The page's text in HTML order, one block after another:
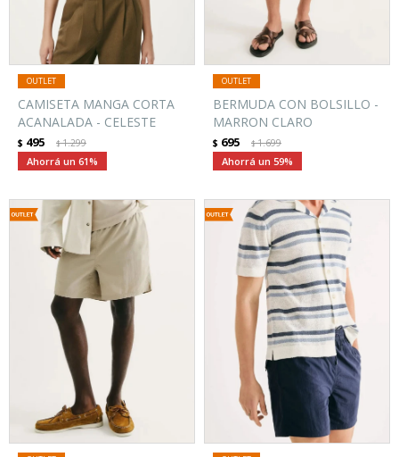
CAMISETA MANGA CORTA
ACANALADA - CELESTE
$ 495 $1.299
61
BERMUDA CON BOLSILLO -
MARRON CLARO
$ 695 $1.699
59